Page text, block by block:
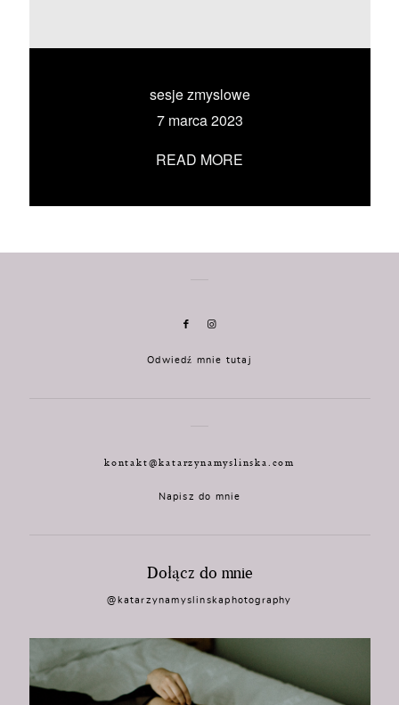
sesje zmyslowe
7 marca 2023
READ MORE
UMÓW SIĘ ZE MNĄ →
Odwiedź mnie tutaj
kontakt@katarzynamyslinska.com
Napisz do mnie
Dołącz do mnie
@katarzynamyslinskaphotography